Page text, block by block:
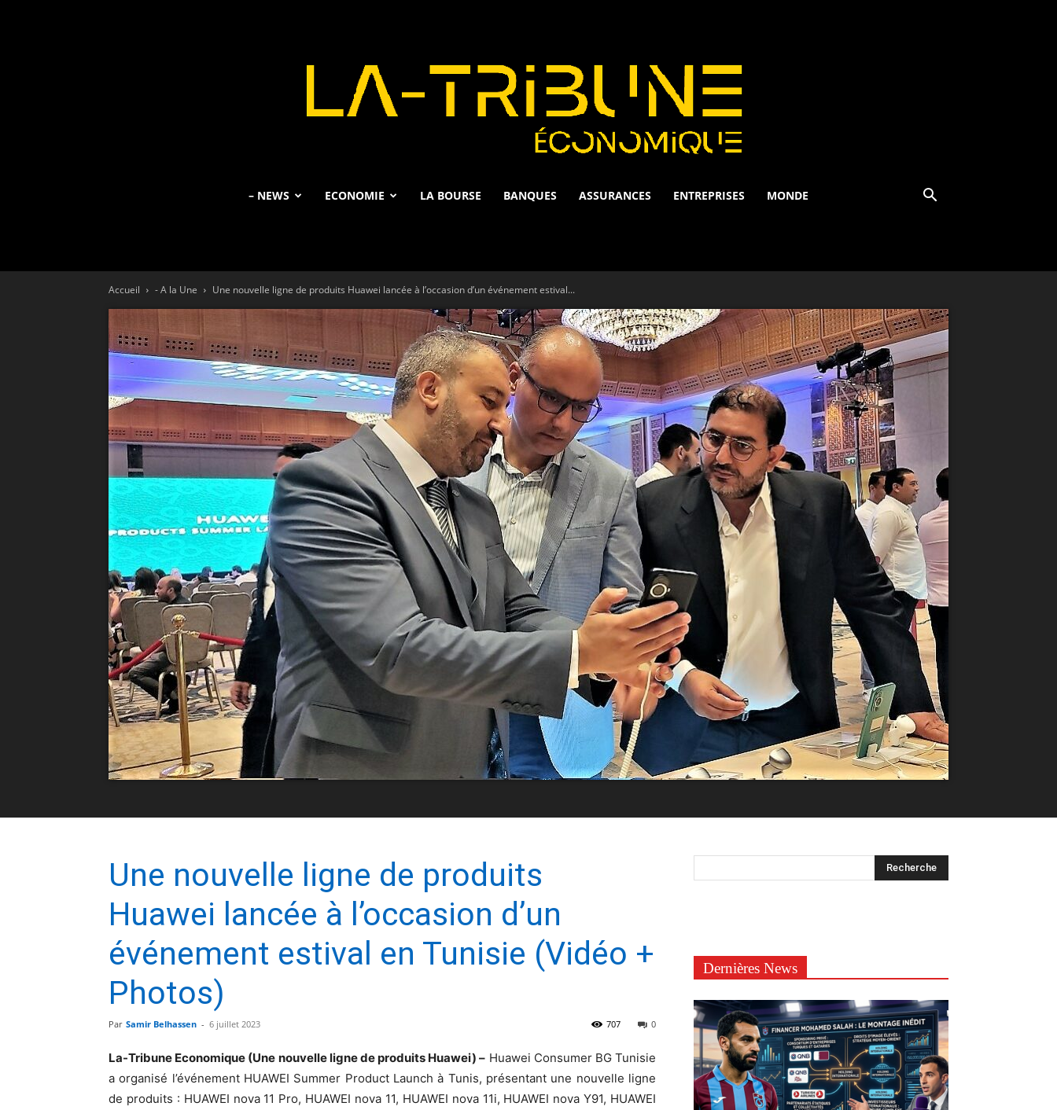
Tribune
Economique
– NEWS ECONOMIE LA BOURSE BANQUES ASSURANCES ENTREPRISES MONDE
Accueil - A la Une Une nouvelle ligne de produits Huawei lancée à l’occasion d’un événement estival...
Une nouvelle ligne de produits
Huawei lancée à l’occasion d’un
événement estival en Tunisie (Vidéo +
Photos)
Par Samir Belhassen - 6 juillet 2023 0
707
La-Tribune Economique (Une nouvelle ligne de produits Huawei) – Huawei Consumer BG Tunisie
a organisé l’événement HUAWEI Summer Product Launch à Tunis, présentant une nouvelle ligne
de produits : HUAWEI nova 11 Pro, HUAWEI nova 11, HUAWEI nova 11i, HUAWEI nova Y91, HUAWEI
Dernières News